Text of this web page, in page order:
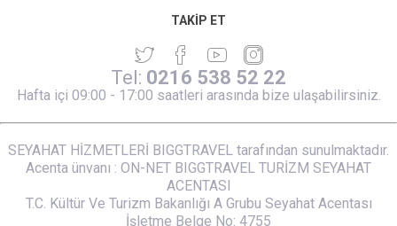
TAKIP ET
Tel: 0216 538 52 22
Hafta içi 09:00 - 17:00 saatleri arasında bize ulaşabilirsiniz.
SEYAHAT HİZMETLERİ BIGGTRAVEL tarafından sunulmaktadır.
Acenta ünvanı : ON-NET BIGGTRAVEL TURİZM SEYAHAT
ACENTASI
T.C. Kültür Ve Turizm Bakanlığı A Grubu Seyahat Acentası
İşletme Belge No: 4755